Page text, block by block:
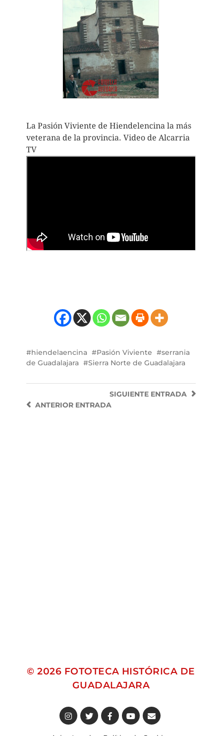
La Pasión Viviente de Hiendelencina la más
veterana de la provincia. Video de Alcarria
TV
hiendelaencina Pasión Viviente
serrania
de Guadalajara
Sierra Norte de Guadalajara
SIGUIENTE ENTRADA
ANTERIORENTRADA
© 2026 FOTOTECA HISTÓRICA DE
GUADALAJARA